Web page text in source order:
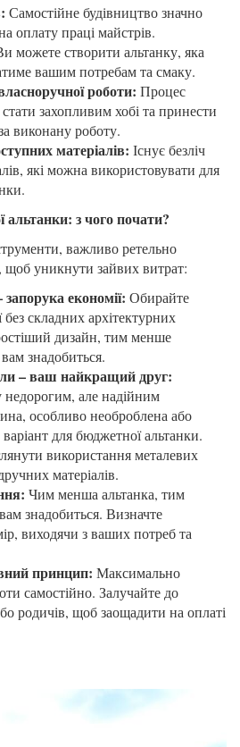
Самостійне будівництво значно
оплату праці майстрів.
можете створити альтанку, яка
вашим потребам та смаку.
роботи: Процес
захопливим хобі та принести
виконану роботу.
матеріалів: Існує безліч
які можна використовувати для
з чого почати?
важливо ретельно
щоб уникнути зайвих витрат:
економії: Обирайте
без складних архітектурних
дизайн, тим менше
знадобиться.
– ваш найкращий друг:
недорогим, але надійним
особливо необроблена або
для бюджетної альтанки.
використання металевих
матеріалів.
Чим менша альтанка, тим
знадобиться. Визначте
виходячи з ваших потреб та
принцип: Максимально
самостійно. Залучайте до
родичів, щоб заощадити на оплаті